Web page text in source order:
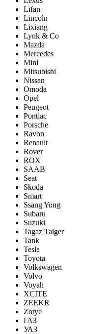
Lifan
Lincoln
Lixiang
Lynk & Co
Mazda
Mercedes
Mini
Mitsubishi
Nissan
Omoda
Opel
Peugeot
Pontiac
Porsсhe
Ravon
Renault
Rover
ROX
SAAB
Seat
Skoda
Smart
Ssang Yong
Subaru
Suzuki
Tagaz Taiger
Tank
Tesla
Toyota
Volkswagen
Volvo
Voyah
XCITE
ZEEKR
Zotye
ГАЗ
УАЗ